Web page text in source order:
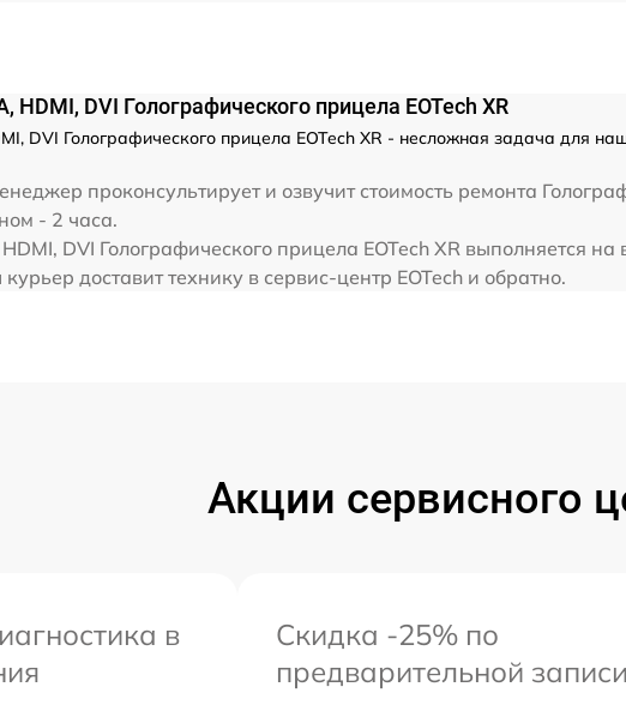
DVI Голографического прицела EOTech XR
DVI Голографического прицела EOTech XR - несложная задача для
проконсультирует и озвучит стоимость ремонта
- 2 часа.
DVI Голографического прицела EOTech XR выполняется
доставит технику в сервис-центр EOTech и обратно.
Акции сервисного
в
Скидка -25% по
предварительной записи